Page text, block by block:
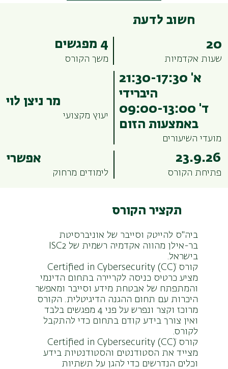
תקציר הקורס
ביה"ס להייטק וסייבר של אוניברסיטת
בר-אילן מהווה אקדמיה רשמית של ISC2
בישראל.
קורס (Certified in Cybersecurity (CCׂ
מציע כרטיס כניסה לקריירה בתחום הדינמי
והמתפתח של אבטחת מידע וסייבר ומאפשר
היכרות עם תחום ההגנה הדיגיטלית. הקורס
מרוכז וקצר ונפרש על פני 4 מפגשים בלבד
ואין צורך בידע קודם בתחום כדי להתקבל
לקורס.
קורס (Certified in Cybersecurity (CCׂ
מצייד את הסטודנטים והסטודנטיות בידע
וכלים הנדרשים כדי להגן על תשתיות
מר ניצן לוי
יעוץ מקצועי
אפשרי
לימודים מרחוק
א' 21:30-17:30
היברידי
ד' 09:00-13:00
באמצעות הזום
מועדי השיעורים
23.9.26
פתיחת הקורס
4 מפגשים
משך הקורס
20
שעות אקדמיות
חשוב לדעת